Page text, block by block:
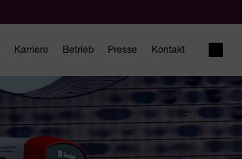
Karriere Betrieb Presse Kontakt